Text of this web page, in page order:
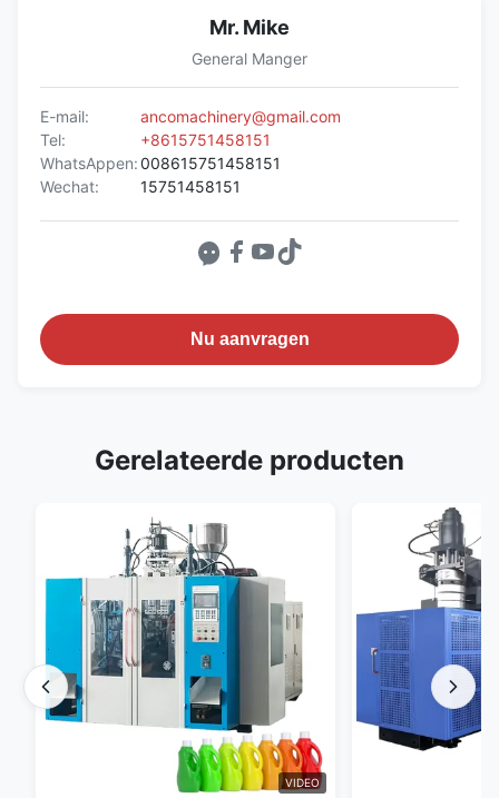
Mr. Mike
General Manger
E-mail:
ancomachinery@gmail.com
Tel:
+8615751458151
WhatsAppen:008615751458151
Wechat:
15751458151
Nu aanvragen
Gerelateerde producten
VIDEO